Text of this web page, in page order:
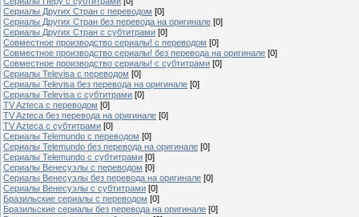
Сериалы Других Стран с переводом [0]
Сериалы Других Стран без перевода на оригинале [0]
Сериалы Других Стран с субтитрами [0]
Совместное производство сериалы! с переводом [0]
Совместное производство сериалы! без перевода на оригинале [0]
Совместное производство сериалы! с субтитрами [0]
Сериалы Televisa с переводом [0]
Сериалы Televisa без перевода на оригинале [0]
Сериалы Televisa с субтитрами [0]
TV Azteca с переводом [0]
TV Azteca без перевода на оригинале [0]
TV Azteca с субтитрами [0]
Сериалы Telemundo с переводом [0]
Сериалы Telemundo без перевода на оригинале [0]
Сериалы Telemundo с субтитрами [0]
Сериалы Венесуэлы с переводом [0]
Сериалы Венесуэлы без перевода на оригинале [0]
Сериалы Венесуэлы с субтитрами [0]
Бразильские сериалы с переводом [0]
Бразильские сериалы без перевода на оригинале [0]